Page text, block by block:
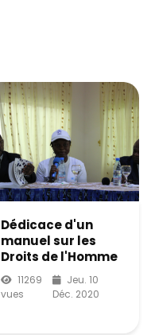
Dédicace d'un
manuel sur les
Droits de l'Homme
11269
vues
Jeu. 10
Déc. 2020